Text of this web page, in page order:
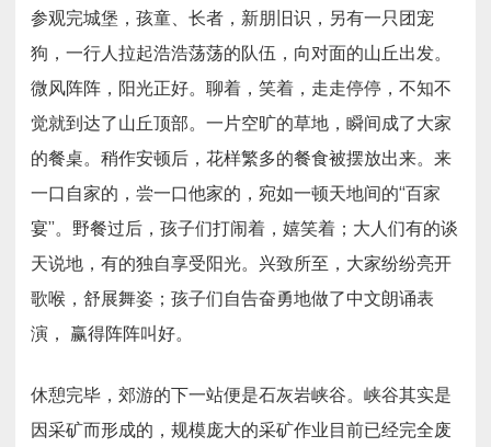
参观完城堡，孩童、长者，新朋旧识，另有一只团宠
狗，一行人拉起浩浩荡荡的队伍，向对面的山丘出发。
微风阵阵，阳光正好。聊着，笑着，走走停停，不知不
觉就到达了山丘顶部。一片空旷的草地，瞬间成了大家
的餐桌。稍作安顿后，花样繁多的餐食被摆放出来。来
一口自家的，尝一口他家的，宛如一顿天地间的“百家
宴”。野餐过后，孩子们打闹着，嬉笑着；大人们有的谈
天说地，有的独自享受阳光。兴致所至，大家纷纷亮开
歌喉，舒展舞姿；孩子们自告奋勇地做了中文朗诵表
演， 赢得阵阵叫好。
休憩完毕，郊游的下一站便是石灰岩峡谷。峡谷其实是
因采矿而形成的，规模庞大的采矿作业目前已经完全废